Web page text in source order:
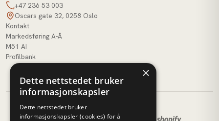
+47 236 53 003
Oscars gate 32, 0258 Oslo
Kontakt
Markedsføring A-Å
M51 AI
Profilbank
×
Dette nettstedet bruker
informasjonskapsler
Dette nettstedet bruker
informasjonskapsler (cookies) for å